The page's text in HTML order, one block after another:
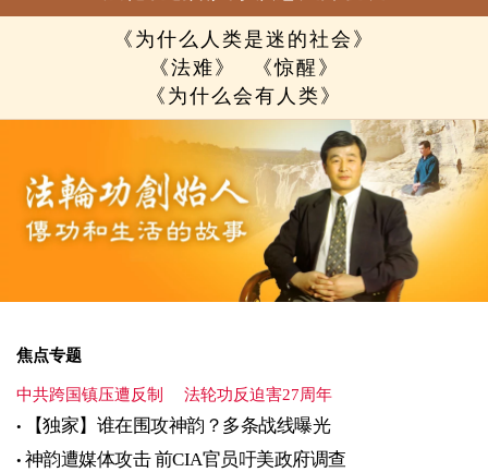
《为什么人类是迷的社会》
《法难》
《惊醒》
《为什么会有人类》
焦点专题
中共跨国镇压遭反制 法轮功反迫害27周年
【独家】谁在围攻神韵？多条战线曝光
神韵遭媒体攻击 前CIA官员吁美政府调查